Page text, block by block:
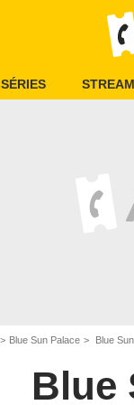
SÉRIES
Blue Sun Palace Blue
Blue